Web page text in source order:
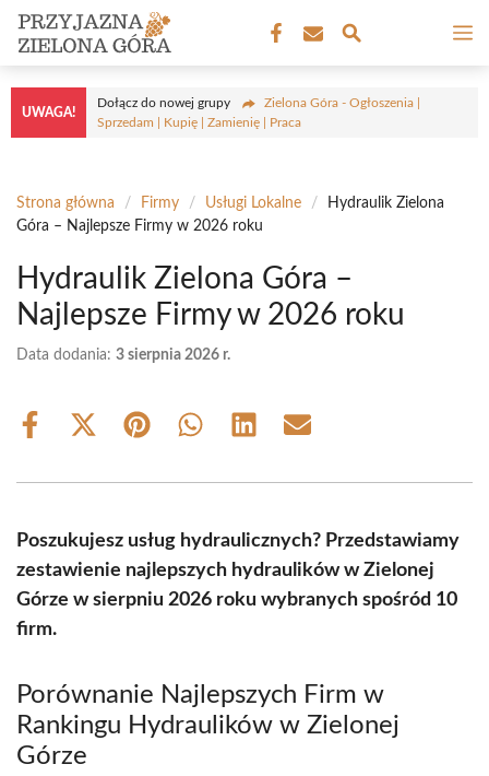
Przejdź
treści
UWAGA!
Dołącz do nowej grupy
Zielona Góra - Ogłoszenia |
Sprzedam | Kupię | Zamienię | Praca
Strona główna / Firmy / Usługi Lokalne /
Hydraulik Zielona
Góra – Najlepsze Firmy w 2026 roku
Hydraulik Zielona Góra –
Najlepsze Firmy w 2026 roku
Data dodania: 3 sierpnia 2026 r.
Share
Share
(Twitter)
Share Share Share Share
Poszukujesz usług hydraulicznych? Przedstawiamy
zestawienie najlepszych hydraulików w Zielonej
Górze w sierpniu 2026 roku wybranych spośród 10
firm.
Porównanie Najlepszych Firm w
Rankingu Hydraulików w Zielonej
Górze